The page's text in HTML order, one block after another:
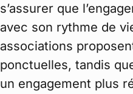
s’assurer que
avec son rythme de
associations
ponctuelles, tandis
un engagement plus